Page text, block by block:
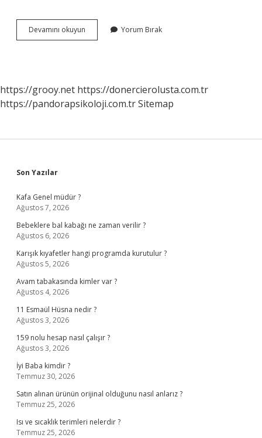
Devamını okuyun
Araştırma
Yorum Bırak
https://grooy.net https://donercierolusta.com.tr
https://pandorapsikoloji.com.trSitemap
Sidebar
Son Yazılar
Kafa Genel müdür ?
Ağustos 7, 2026
Bebeklere bal kabağı ne zaman verilir ?
Ağustos 6, 2026
Karışık kıyafetler hangi programda kurutulur ?
Ağustos 5, 2026
Avam tabakasında kimler var ?
Ağustos 4, 2026
11 Esmaül Hüsna nedir ?
Ağustos 3, 2026
159 nolu hesap nasıl çalışır ?
Ağustos 3, 2026
İyi Baba kimdir ?
Temmuz 30, 2026
Satın alınan ürünün orijinal olduğunu nasıl anlarız ?
Temmuz 25, 2026
Isı ve sıcaklık terimleri nelerdir ?
Temmuz 25, 2026